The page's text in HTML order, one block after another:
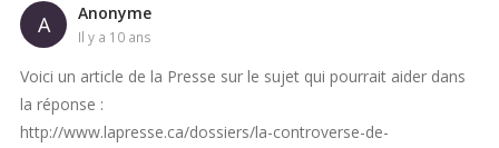
A Anonyme
il y a 10 ans
Voici un article de la Presse sur le sujet qui pourrait aider dans
la réponse :
http://www.lapresse.ca/dossiers/la-controverse-de-